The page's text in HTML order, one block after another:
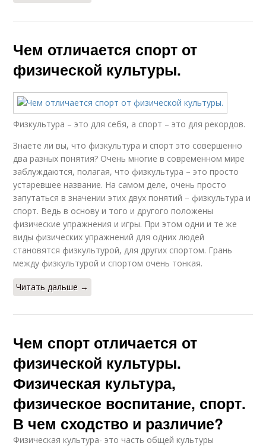
Чем отличается спорт от
физической культуры.
Физкультура – это для себя, а спорт – это для рекордов.
Знаете ли вы, что физкультура и спорт это совершенно
два разных понятия? Очень многие в современном мире
заблуждаются, полагая, что физкультура – это просто
устаревшее название. На самом деле, очень просто
запутаться в значении этих двух понятий – физкультура и
спорт. Ведь в основу и того и другого положены
физические упражнения и игры. При этом одни и те же
виды физических упражнений для одних людей
становятся физкультурой, для других спортом. Грань
между физкультурой и спортом очень тонкая.
Читать дальше →
Чем спорт отличается от
физической культуры.
Физическая культура,
физическое воспитание, спорт.
В чем сходство и различие?
Физическая культура- это часть общей культуры